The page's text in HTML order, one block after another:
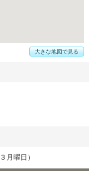
大きな地図で見る
月曜日）